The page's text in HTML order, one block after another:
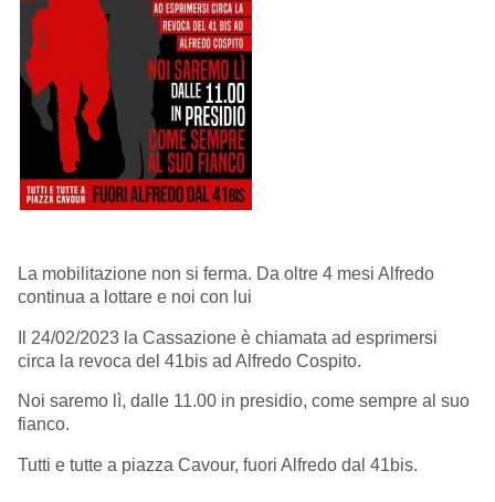
La mobilitazione non si ferma. Da oltre 4 mesi Alfredo
continua a lottare e noi con lui
Il 24/02/2023 la Cassazione è chiamata ad esprimersi
circa la revoca del 41bis ad Alfredo Cospito.
Noi saremo lì, dalle 11.00 in presidio, come sempre al suo
fianco.
Tutti e tutte a piazza Cavour, fuori Alfredo dal 41bis.